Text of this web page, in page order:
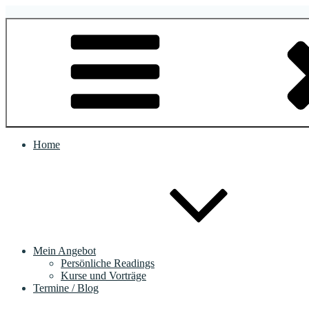
Inhalt
Human Design System
Home
Mein Angebot
Persönliche Readings
Kurse und Vorträge
Termine / Blog